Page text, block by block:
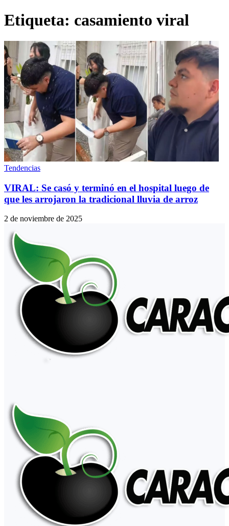
Etiqueta: casamiento viral
Tendencias
VIRAL: Se casó y terminó en el hospital luego de
que les arrojaron la tradicional lluvia de arroz
2 de noviembre de 2025